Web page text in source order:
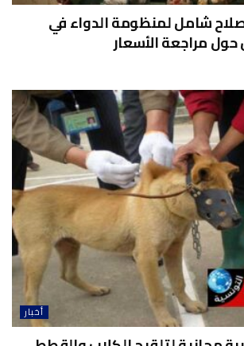
شامل لمنظومة الدواء في
مراجعة الأسعار
أخبار